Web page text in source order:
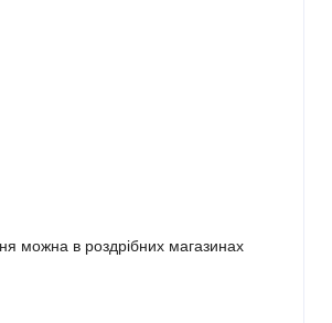
можна в роздрібних магазинах